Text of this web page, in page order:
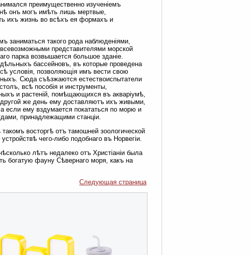
преимущественно изученіемъ
онъ могъ имѣть лишь мертвые,
ихъ жизнь во всѣхъ ея формахъ и
заниматься такого рода наблюденіями,
представителями морской
парка возвышается большое зданіе.
бассейновъ, въ которые проведена
условія, позволяющія имъ вести свою
Сюда съѣзжаются естествоиспытатели
всѣ пособія и инструменты,
и растеній, помѣщающихся въ акваріумѣ,
другой же день ему доставляютъ ихъ живыми,
если ему вздумается покататься по морю и
принадлежащими станціи.
восторгѣ отъ тамошней зоологической
чего-либо подобнаго въ Норвегіи.
лѣтъ недалеко отъ Христіаніи была
богатую фауну Сѣвернаго моря, какъ на
Следующая страница